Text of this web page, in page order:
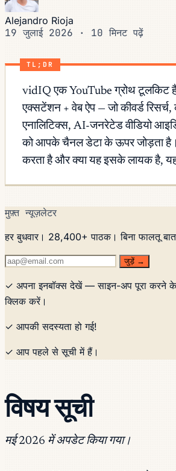
Alejandro Rioja
19 जुलाई 2026 · 10 मिनट पढ़ें
TL;DR
vidIQ एक YouTube ग्रोथ टूलकिट
एक्सटेंशन + वेब ऐप — जो कीवर्ड रिसर्च,
एनालिटिक्स, AI-जनरेटेड वीडियो
को आपके चैनल डेटा के ऊपर जोड़ता है।
करता है और क्या यह इसके लायक है,
मुफ़्त न्यूज़लेटर
हर बुधवार। 28,400+ पाठक। बिना फालतू
जुड़ें →
✓ अपना इनबॉक्स देखें — साइन-अप पूरा करने के
क्लिक करें।
✓ आपकी सदस्यता हो गई!
✓ आप पहले से सूची में हैं।
विषय सूची
मई 2026 में अपडेट किया गया।